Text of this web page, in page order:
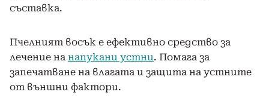
съставка.
Пчелният восък е ефективно средство за
лечение на напукани устни. Помага за
запечатване на влагата и защита на устните
от външни фактори.